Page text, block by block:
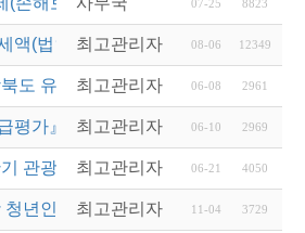
07-25 8823
액(법인세 및 소득세)감면 제도 안내
최고관리자 08-06 12349
도 유니크베뉴를 활용한 MICE행사
최고관리자 06-08 2961
평가』 평가요원 선발 안내
최고관리자 06-10 2969
관광진흥개발기금 융자 시행 안내
최고관리자 06-21 4050
청년인턴제 지원 사업」 변경 사항 안내
최고관리자 11-04 3729